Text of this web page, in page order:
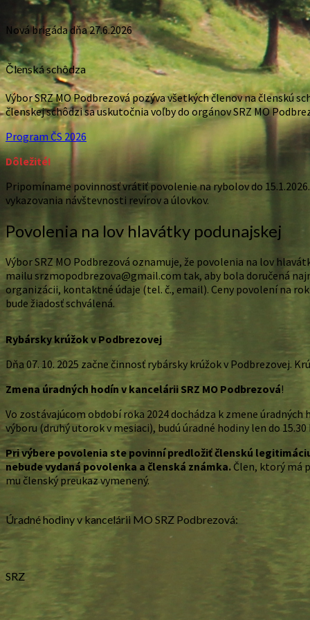
Nová brigáda dňa 27.6.2026
Členská schôdza
Výbor SRZ MO Podbrezová pozýva všetkých členov na členskú
členskej schôdzi sa uskutočnia voľby do orgánov SRZ MO
Program ČS 2026
Dôležité!
Pripomíname povinnosť vrátiť povolenie na rybolov do
vykazovania návštevnosti revírov a úlovkov.
Povolenia na lov hlavátky podunajskej
Výbor SRZ MO Podbrezová oznamuje, že povolenia na lov
mailu srzmopodbrezova@gmail.com tak, aby bola doručená
organizácii, kontaktné údaje (tel. č., email). Ceny povolení na
bude žiadosť schválená.
Rybársky krúžok v Podbrezovej
Dňa 07. 10. 2025 začne činnosť rybársky krúžok v Podbrezovej.
Zmena úradných hodín v kancelárii SRZ MO Podbrezová!
Vo zostávajúcom období roka 2024 dochádza k zmene úradných
výboru (druhý utorok v mesiaci), budú úradné hodiny len do 15.30
Pri výbere povolenia ste povinní predložiť členskú
nebude vydaná povolenka a členská známka. Člen, ktorý má
mu členský preukaz vymenený.
Úradné hodiny v kancelárii MO SRZ Podbrezová:
SRZ